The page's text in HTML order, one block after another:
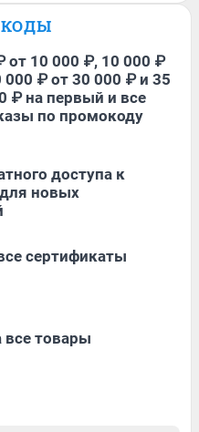
от 10 000 ₽, 10 000 ₽
000 ₽ от 30 000 ₽ и 35
₽ на первый и все
по промокоду
доступа к
новых
сертификаты
все товары